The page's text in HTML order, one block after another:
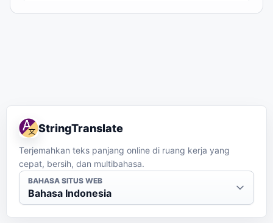
Terjemahkan Azerbaijani ke Bambara
Terjemahkan Azerbaijani ke Bashkir
Terjemahkan Azerbaijani ke Basque
StringTranslate
Terjemahkan teks panjang online di ruang kerja yang
cepat, bersih, dan multibahasa.
BAHASA SITUS WEB
Bahasa Indonesia